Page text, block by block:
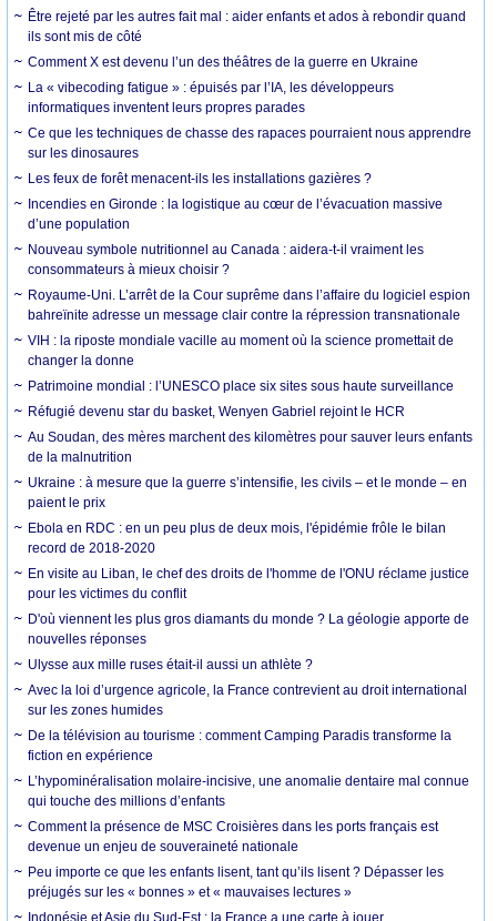
Être rejeté par les autres fait mal : aider enfants et ados à rebondir quand
ils sont mis de côté
Comment X est devenu l’un des théâtres de la guerre en Ukraine
La « vibecoding fatigue » : épuisés par l’IA, les développeurs
informatiques inventent leurs propres parades
Ce que les techniques de chasse des rapaces pourraient nous apprendre
sur les dinosaures
Les feux de forêt menacent-ils les installations gazières ?
Incendies en Gironde : la logistique au cœur de l’évacuation massive
d’une population
Nouveau symbole nutritionnel au Canada : aidera-t-il vraiment les
consommateurs à mieux choisir ?
Royaume-Uni. L’arrêt de la Cour suprême dans l’affaire du logiciel espion
bahreïnite adresse un message clair contre la répression transnationale
VIH : la riposte mondiale vacille au moment où la science promettait de
changer la donne
Patrimoine mondial : l’UNESCO place six sites sous haute surveillance
Réfugié devenu star du basket, Wenyen Gabriel rejoint le HCR
Au Soudan, des mères marchent des kilomètres pour sauver leurs enfants
de la malnutrition
Ukraine : à mesure que la guerre s’intensifie, les civils – et le monde – en
paient le prix
Ebola en RDC : en un peu plus de deux mois, l'épidémie frôle le bilan
record de 2018-2020
En visite au Liban, le chef des droits de l'homme de l'ONU réclame justice
pour les victimes du conflit
D'où viennent les plus gros diamants du monde ? La géologie apporte de
nouvelles réponses
Ulysse aux mille ruses était-il aussi un athlète ?
Avec la loi d’urgence agricole, la France contrevient au droit international
sur les zones humides
De la télévision au tourisme : comment Camping Paradis transforme la
fiction en expérience
L’hypominéralisation molaire-incisive, une anomalie dentaire mal connue
qui touche des millions d’enfants
Comment la présence de MSC Croisières dans les ports français est
devenue un enjeu de souveraineté nationale
Peu importe ce que les enfants lisent, tant qu’ils lisent ? Dépasser les
préjugés sur les « bonnes » et « mauvaises lectures »
Indonésie et Asie du Sud-Est : la France a une carte à jouer